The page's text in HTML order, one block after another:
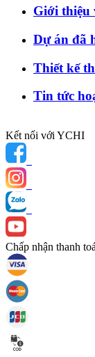
Giới thiệu
Dự án đã
Thiết kế
Tin tức
Kết nối với YCHI
Chấp nhận thanh